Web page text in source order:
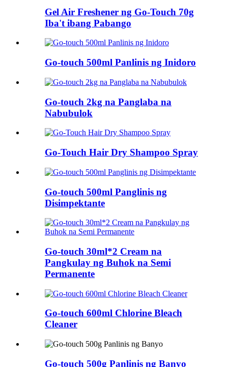
Gel Air Freshener ng Go-Touch 70g
Iba't ibang Pabango
Go-touch 500ml Panlinis ng Inidoro
Go-touch 2kg na Panglaba na
Nabubulok
Go-Touch Hair Dry Shampoo Spray
Go-touch 500ml Panglinis ng
Disimpektante
Go-touch 30ml*2 Cream na
Pangkulay ng Buhok na Semi
Permanente
Go-touch 600ml Chlorine Bleach
Cleaner
Go-touch 500g Panlinis ng Banyo